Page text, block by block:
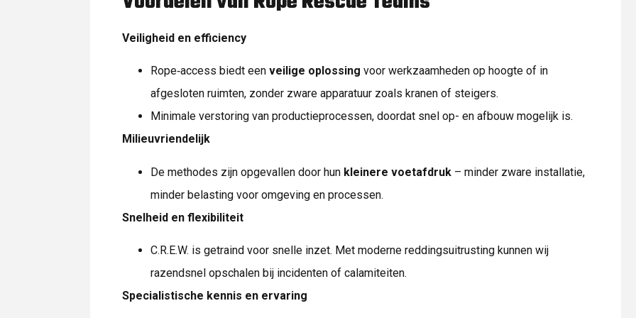
Veiligheid en efficiency
Rope‑access biedt een veilige oplossing voor werkzaamheden op hoogte of in
afgesloten ruimten, zonder zware apparatuur zoals kranen of steigers.
Minimale verstoring van productieprocessen, doordat snel op- en afbouw mogelijk is.
Milieuvriendelijk
De methodes zijn opgevallen door hun kleinere voetafdruk – minder zware installatie,
minder belasting voor omgeving en processen.
Snelheid en flexibiliteit
C.R.E.W. is getraind voor snelle inzet. Met moderne reddingsuitrusting kunnen wij
razendsnel opschalen bij incidenten of calamiteiten.
Specialistische kennis en ervaring